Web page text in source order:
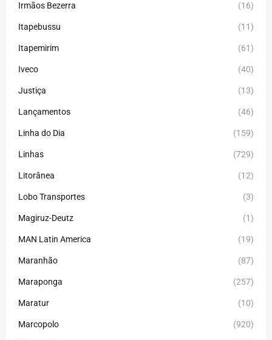
Irmãos Bezerra (16)
Itapebussu (11)
Itapemirim (61)
Iveco (40)
Justiça (13)
Lançamentos (46)
Linha do Dia (159)
Linhas (729)
Litorânea (12)
Lobo Transportes (3)
Magiruz-Deutz (1)
MAN Latin America (19)
Maranhão (87)
Maraponga (257)
Maratur (10)
Marcopolo (920)